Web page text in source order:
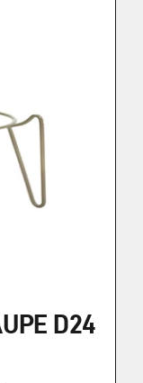
D24